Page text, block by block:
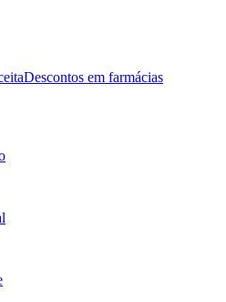
Descontos em farmácias